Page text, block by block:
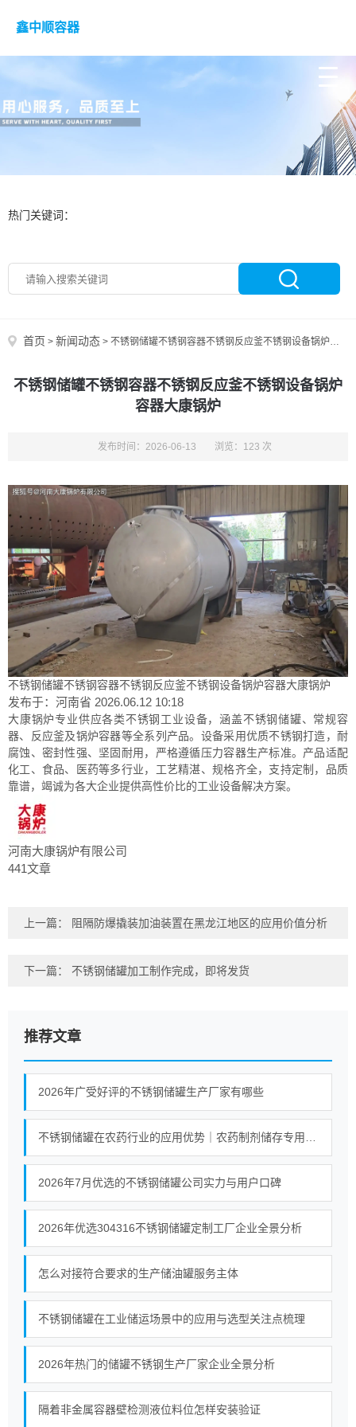
鑫中顺容器
热门关键词：
首页 > 新闻动态 > 不锈钢储罐不锈钢容器不锈钢反应釜不锈钢设备锅炉容器大康锅炉
不锈钢储罐不锈钢容器不锈钢反应釜不锈钢设备锅炉
容器大康锅炉
发布时间：2026-06-13 浏览：123 次
不锈钢储罐不锈钢容器不锈钢反应釜不锈钢设备锅炉容器大康锅炉
发布于：河南省 2026.06.12 10:18
大康锅炉专业供应各类不锈钢工业设备，涵盖不锈钢储罐、常规容
器、反应釜及锅炉容器等全系列产品。设备采用优质不锈钢打造，耐
腐蚀、密封性强、坚固耐用，严格遵循压力容器生产标准。产品适配
化工、食品、医药等多行业，工艺精湛、规格齐全，支持定制，品质
靠谱，竭诚为各大企业提供高性价比的工业设备解决方案。
河南大康锅炉有限公司
441文章
上一篇： 阻隔防爆撬装加油装置在黑龙江地区的应用价值分析
下一篇： 不锈钢储罐加工制作完成，即将发货
推荐文章
2026年广受好评的不锈钢储罐生产厂家有哪些
2026年7月优选的不锈钢储罐公司实力与用户口碑
2026年优选304316不锈钢储罐定制工厂企业全景分析
怎么对接符合要求的生产储油罐服务主体
不锈钢储罐在工业储运场景中的应用与选型关注点梳理
2026年热门的储罐不锈钢生产厂家企业全景分析
隔着非金属容器壁检测液位料位怎样安装验证